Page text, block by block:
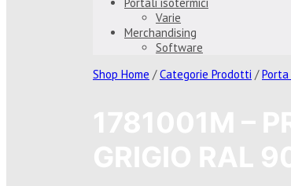
Varie
Merchandising
Software
Shop Home /Categorie Prodotti /